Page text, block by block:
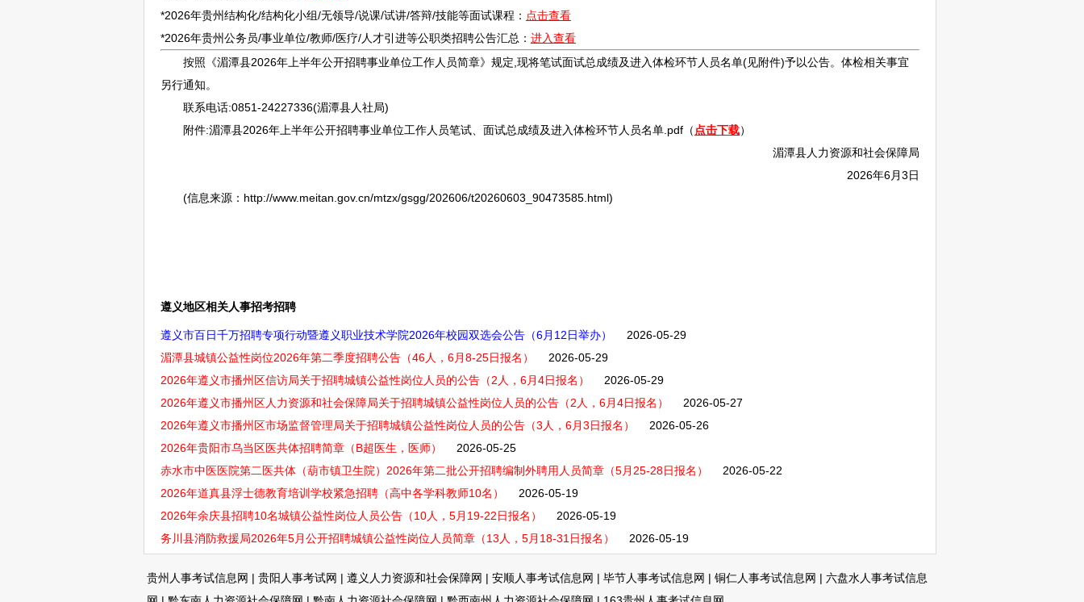
*2026年贵州结构化/结构化小组/无领导/说课/试讲/答辩/技能等面试课程： 点击查看
*2026年贵州公务员/事业单位/教师/医疗/人才引进等公职类招聘公告汇总： 进入查看
按照《湄潭县2026年上半年公开招聘事业单位工作人员简章》规定,现将笔试面试总成绩及进入体检环节人员名单(见附件)予以公告。体检相关事宜
另行通知。
联系电话:0851-24227336(湄潭县人社局)
附件:湄潭县2026年上半年公开招聘事业单位工作人员笔试、面试总成绩及进入体检环节人员名单.pdf（ 点击下载）
湄潭县人力资源和社会保障局
2026年6月3日
(信息来源：http://www.meitan.gov.cn/mtzx/gsgg/202606/t20260603_90473585.html)
遵义地区相关人事招考招聘
遵义市百日千万招聘专项行动暨遵义职业技术学院2026年校园双选会公告（6月12日举办）
2026-05-29
湄潭县城镇公益性岗位2026年第二季度招聘公告（46人，6月8-25日报名）
2026-05-29
2026年遵义市播州区信访局关于招聘城镇公益性岗位人员的公告（2人，6月4日报名）
2026-05-29
2026年遵义市播州区人力资源和社会保障局关于招聘城镇公益性岗位人员的公告（2人，6月4日报名）
2026-05-27
2026年遵义市播州区市场监督管理局关于招聘城镇公益性岗位人员的公告（3人，6月3日报名）
2026-05-26
2026年贵阳市乌当区医共体招聘简章（B超医生，医师）
2026-05-25
赤水市中医医院第二医共体（葫市镇卫生院）2026年第二批公开招聘编制外聘用人员简章（5月25-28日报名）
2026-05-22
2026年道真县浮士德教育培训学校紧急招聘（高中各学科教师10名）
2026-05-19
2026年余庆县招聘10名城镇公益性岗位人员公告（10人，5月19-22日报名）
2026-05-19
务川县消防救援局2026年5月公开招聘城镇公益性岗位人员简章（13人，5月18-31日报名）
2026-05-19
贵州人事考试信息网 | 贵阳人事考试网 | 遵义人力资源和社会保障网 | 安顺人事考试信息网 | 毕节人事考试信息网 | 铜仁人事考试信息网 | 六盘水人事考试信息